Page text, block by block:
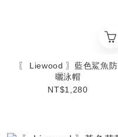
〖 Liewood 〗藍色鯊魚防
曬泳帽
NT$1,280